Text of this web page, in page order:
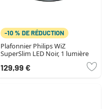
-10 % DE RÉDUCTION
Plafonnier Philips WiZ
SuperSlim LED Noir, 1 lumière
129,99 €